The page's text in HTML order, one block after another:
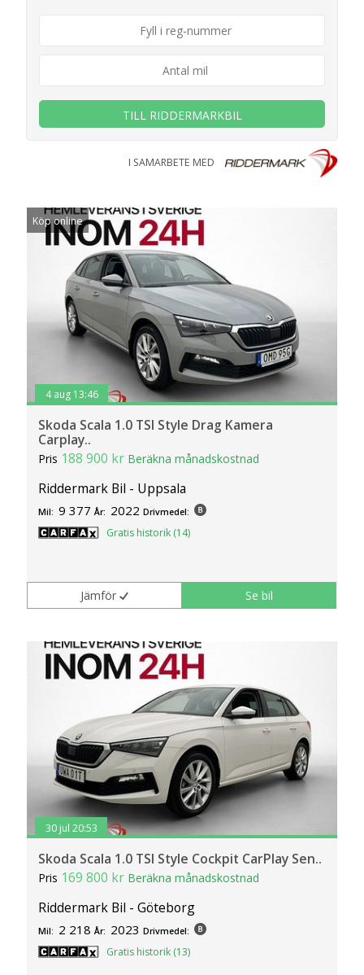
TILL RIDDERMARKBIL
I SAMARBETE MED
Köp online
4 aug 13:46
Skoda Scala 1.0 TSI Style Drag Kamera
Carplay..
Pris 188 900 kr Beräkna månadskostnad
Riddermark Bil - Uppsala
Mil: 9 377 År: 2022 Drivmedel:
Gratis historik (14)
Jämför Se bil
30 jul 20:53
Skoda Scala 1.0 TSI Style Cockpit CarPlay Sen..
Pris 169 800 kr Beräkna månadskostnad
Riddermark Bil - Göteborg
Mil: 2 218 År: 2023 Drivmedel:
Gratis historik (13)